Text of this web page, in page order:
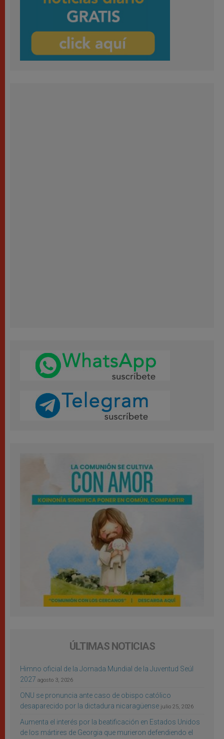
ÚLTIMAS NOTICIAS
Himno oficial de la Jornada Mundial de la Juventud Seúl
2027 agosto 3, 2026
ONU se pronuncia ante caso de obispo católico
desaparecido por la dictadura nicaragüense julio 25, 2026
Aumenta el interés por la beatificación en Estados Unidos
de los mártires de Georgia que murieron defendiendo el